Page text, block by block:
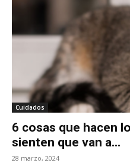
Cuidados
6 cosas que hacen
sienten que van a...
28 marzo, 2024